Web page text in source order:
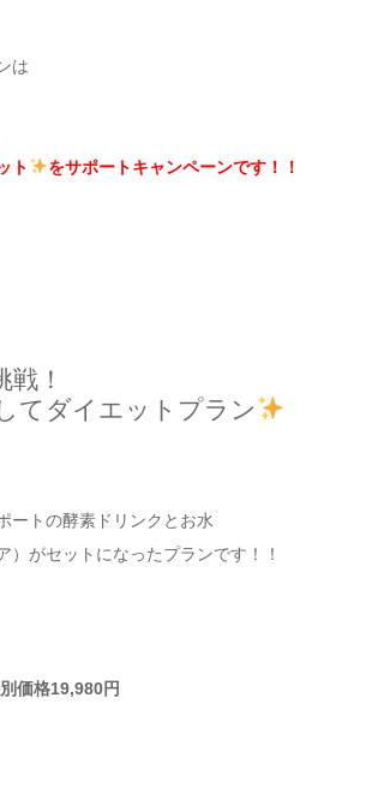
は
ト
をサポートキャンペーンです！！
！
てダイエットプラン
ートの酵素ドリンクとお水
）がセットになったプランです！！
価格19,980円